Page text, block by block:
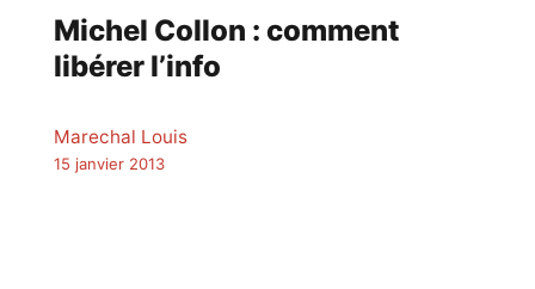
Michel Collon : comment
libérer l’info
Marechal Louis
15 janvier 2013